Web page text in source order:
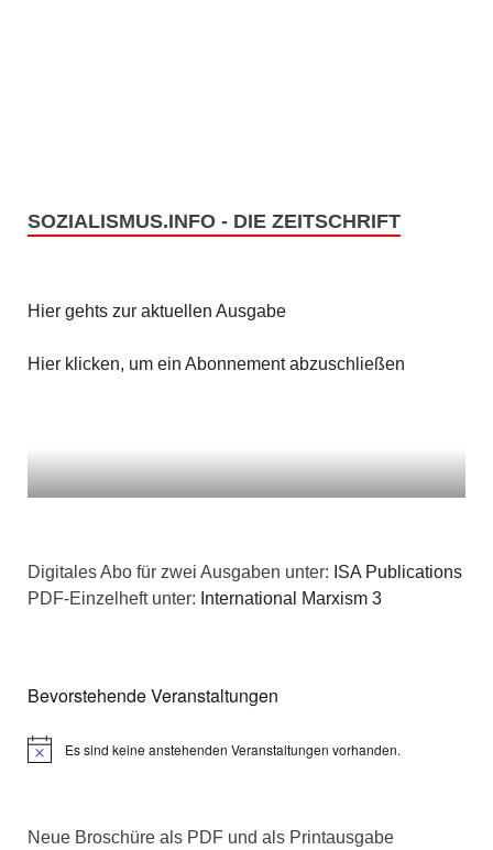
SOZIALISMUS.INFO - DIE ZEITSCHRIFT
Hier gehts zur aktuellen Ausgabe
Hier klicken, um ein Abonnement abzuschließen
Digitales Abo für zwei Ausgaben unter: ISA Publications
PDF-Einzelheft unter: International Marxism 3
Bevorstehende Veranstaltungen
HinweisEs sind keine anstehenden Veranstaltungen vorhanden.
Neue Broschüre als PDF und als Printausgabe